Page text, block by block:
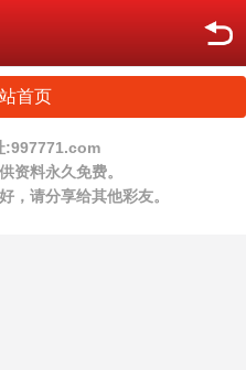
首页
:997771.com
资料永久免费。
，请分享给其他彩友。